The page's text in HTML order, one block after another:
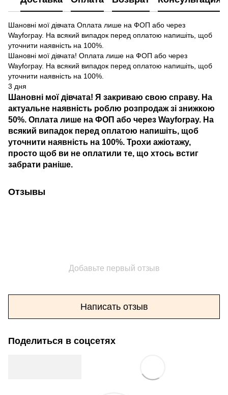
Шановні мої дівчата Оплата лише на ФОП або через
Wayforpay. На всякий випадок перед оплатою напишіть, щоб
уточнити наявність на 100%.
Шановні мої дівчата! Оплата лише на ФОП або через
Wayforpay. На всякий випадок перед оплатою напишіть, щоб
уточнити наявність на 100%.
3 дня
Шановні мої дівчата! Я закриваю свою справу. На
актуальне наявність роблю розпродаж зі знижкою
50%. Оплата лише на ФОП або через Wayforpay. На
всякий випадок перед оплатою напишіть, щоб
уточнити наявність на 100%. Трохи ажіотажу,
просто щоб ви не оплатили те, що хтось встиг
забрати раніше.
Отзывы
Добавьте первый отзыв
Написать отзыв
Поделиться в соцсетях